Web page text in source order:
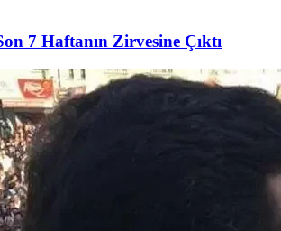
7 Haftanın Zirvesine Çıktı